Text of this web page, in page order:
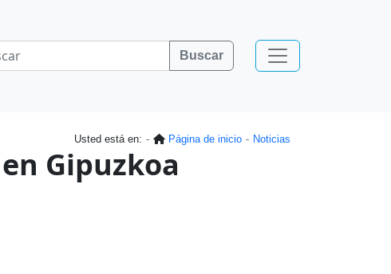
Buscar
Usted está en: Página de inicio Noticias
Gipuzkoa